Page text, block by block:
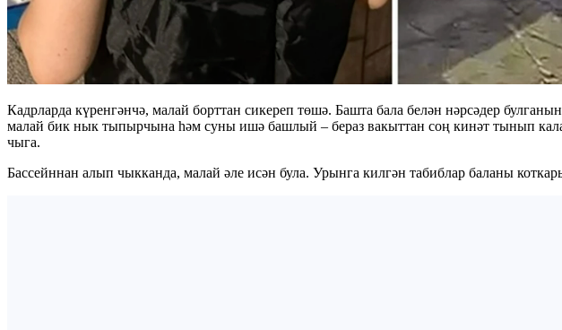
Кадрларда күренгәнчә, малай борттан сикереп төшә. Башта бала белән нәрсәдер
малай бик нык тыпырчына һәм суны ишә башлый – бераз вакыттан соң кинәт тынып
чыга.
Бассейннан алып чыкканда, малай әле исән була. Урынга килгән табиблар баланы